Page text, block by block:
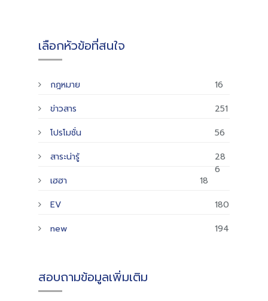
เลือกหัวข้อที่สนใจ
กฎหมาย
16
ข่าวสาร
251
โปรโมชั่น
56
สาระน่ารู้
28
6
เฮฮา
18
EV
180
new
194
สอบถามข้อมูลเพิ่มเติม